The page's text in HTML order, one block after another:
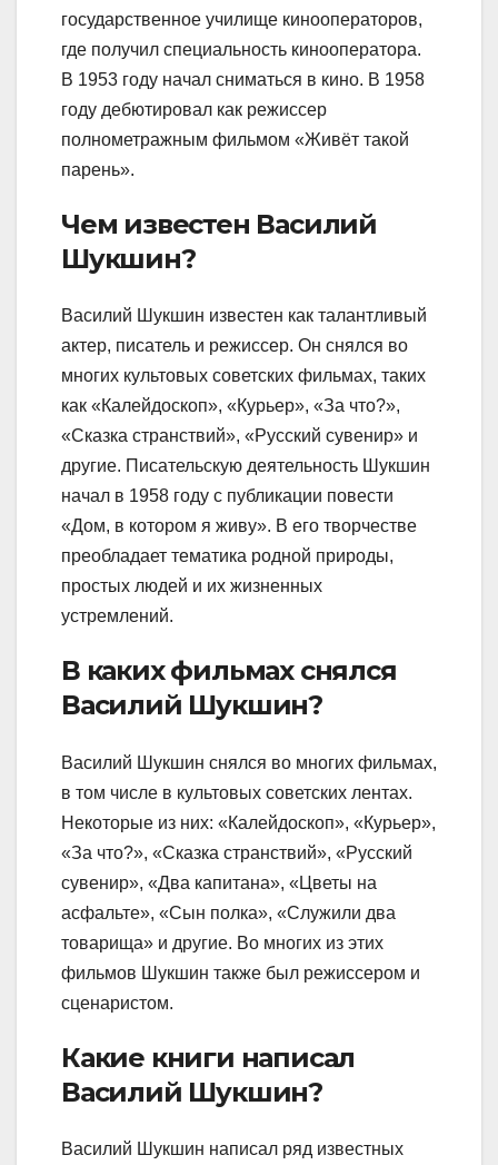
государственное училище кинооператоров,
где получил специальность кинооператора.
В 1953 году начал сниматься в кино. В 1958
году дебютировал как режиссер
полнометражным фильмом «Живёт такой
парень».
Чем известен Василий
Шукшин?
Василий Шукшин известен как талантливый
актер, писатель и режиссер. Он снялся во
многих культовых советских фильмах, таких
как «Калейдоскоп», «Курьер», «За что?»,
«Сказка странствий», «Русский сувенир» и
другие. Писательскую деятельность Шукшин
начал в 1958 году с публикации повести
«Дом, в котором я живу». В его творчестве
преобладает тематика родной природы,
простых людей и их жизненных
устремлений.
В каких фильмах снялся
Василий Шукшин?
Василий Шукшин снялся во многих фильмах,
в том числе в культовых советских лентах.
Некоторые из них: «Калейдоскоп», «Курьер»,
«За что?», «Сказка странствий», «Русский
сувенир», «Два капитана», «Цветы на
асфальте», «Сын полка», «Служили два
товарища» и другие. Во многих из этих
фильмов Шукшин также был режиссером и
сценаристом.
Какие книги написал
Василий Шукшин?
Василий Шукшин написал ряд известных